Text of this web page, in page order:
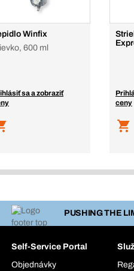
Winfix
600 ml
sa a zobraziť
ceny
PUSHING THE
Self-Service Portal
Objednávky